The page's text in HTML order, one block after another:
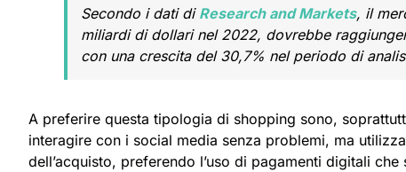
Secondo i dati di Research and Markets, il
miliardi di dollari nel 2022, dovrebbe
con una crescita del 30,7% nel periodo di
A preferire questa tipologia di shopping sono,
interagire con i social media senza problemi, ma
dell’acquisto, preferendo l’uso di pagamenti digitali